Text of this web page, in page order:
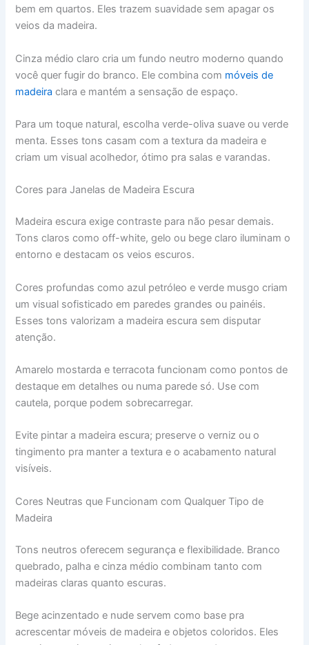
bem em quartos. Eles trazem suavidade sem apagar os
veios da madeira.
Cinza médio claro cria um fundo neutro moderno quando
você quer fugir do branco. Ele combina com móveis de
madeira clara e mantém a sensação de espaço.
Para um toque natural, escolha verde-oliva suave ou verde
menta. Esses tons casam com a textura da madeira e
criam um visual acolhedor, ótimo pra salas e varandas.
Cores para Janelas de Madeira Escura
Madeira escura exige contraste para não pesar demais.
Tons claros como off-white, gelo ou bege claro iluminam o
entorno e destacam os veios escuros.
Cores profundas como azul petróleo e verde musgo criam
um visual sofisticado em paredes grandes ou painéis.
Esses tons valorizam a madeira escura sem disputar
atenção.
Amarelo mostarda e terracota funcionam como pontos de
destaque em detalhes ou numa parede só. Use com
cautela, porque podem sobrecarregar.
Evite pintar a madeira escura; preserve o verniz ou o
tingimento pra manter a textura e o acabamento natural
visíveis.
Cores Neutras que Funcionam com Qualquer Tipo de
Madeira
Tons neutros oferecem segurança e flexibilidade. Branco
quebrado, palha e cinza médio combinam tanto com
madeiras claras quanto escuras.
Bege acinzentado e nude servem como base pra
acrescentar móveis de madeira e objetos coloridos. Eles